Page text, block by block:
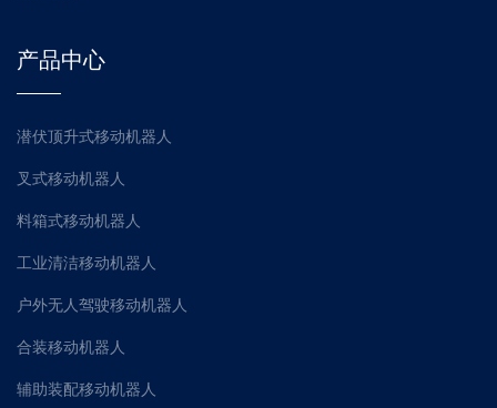
产品中心
潜伏顶升式移动机器人
叉式移动机器人
料箱式移动机器人
工业清洁移动机器人
户外无人驾驶移动机器人
合装移动机器人
辅助装配移动机器人